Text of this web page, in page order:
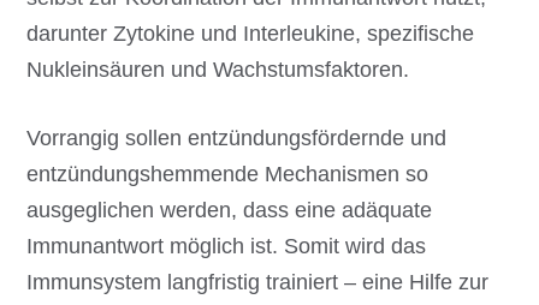
darunter Zytokine und Interleukine, spezifische
Nukleinsäuren und Wachstumsfaktoren.
Vorrangig sollen entzündungsfördernde und
entzündungshemmende Mechanismen so
ausgeglichen werden, dass eine adäquate
Immunantwort möglich ist. Somit wird das
Immunsystem langfristig trainiert – eine Hilfe zur